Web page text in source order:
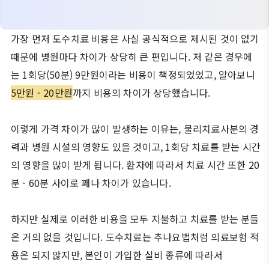
가장 먼저 도수치료 비용은 사실 공식적으로 제시된 것이 없기
때문에 병원마다 차이가 상당히 큰 편입니다. 저 같은 경우에
는 1회당(50분) 9만원이라는 비용이 책정되었었고, 알아보니
5만원 - 20만원까지 비용의 차이가 상당했습니다.
이렇게 가격 차이가 많이 발생하는 이유는, 물리치료사분의 경
력과 병원 시설의 영향도 있을 것이고, 1회당 치료를 받는 시간
의 영향을 많이 받게 됩니다. 환자에 따라서 치료 시간 또한 20
분 - 60분 사이로 꽤나 차이가 있습니다.
하지만 실제로 이러한 비용을 모두 지불하고 치료를 받는 분들
은 거의 없을 것입니다. 도수치료는 추나요법처럼 의료보험 적
용은 되지 않지만, 본인이 가입한 실비 종류에 따라서